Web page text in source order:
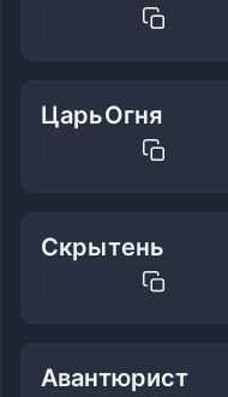
ЦарьОгня
Скрытень
Авантюрист